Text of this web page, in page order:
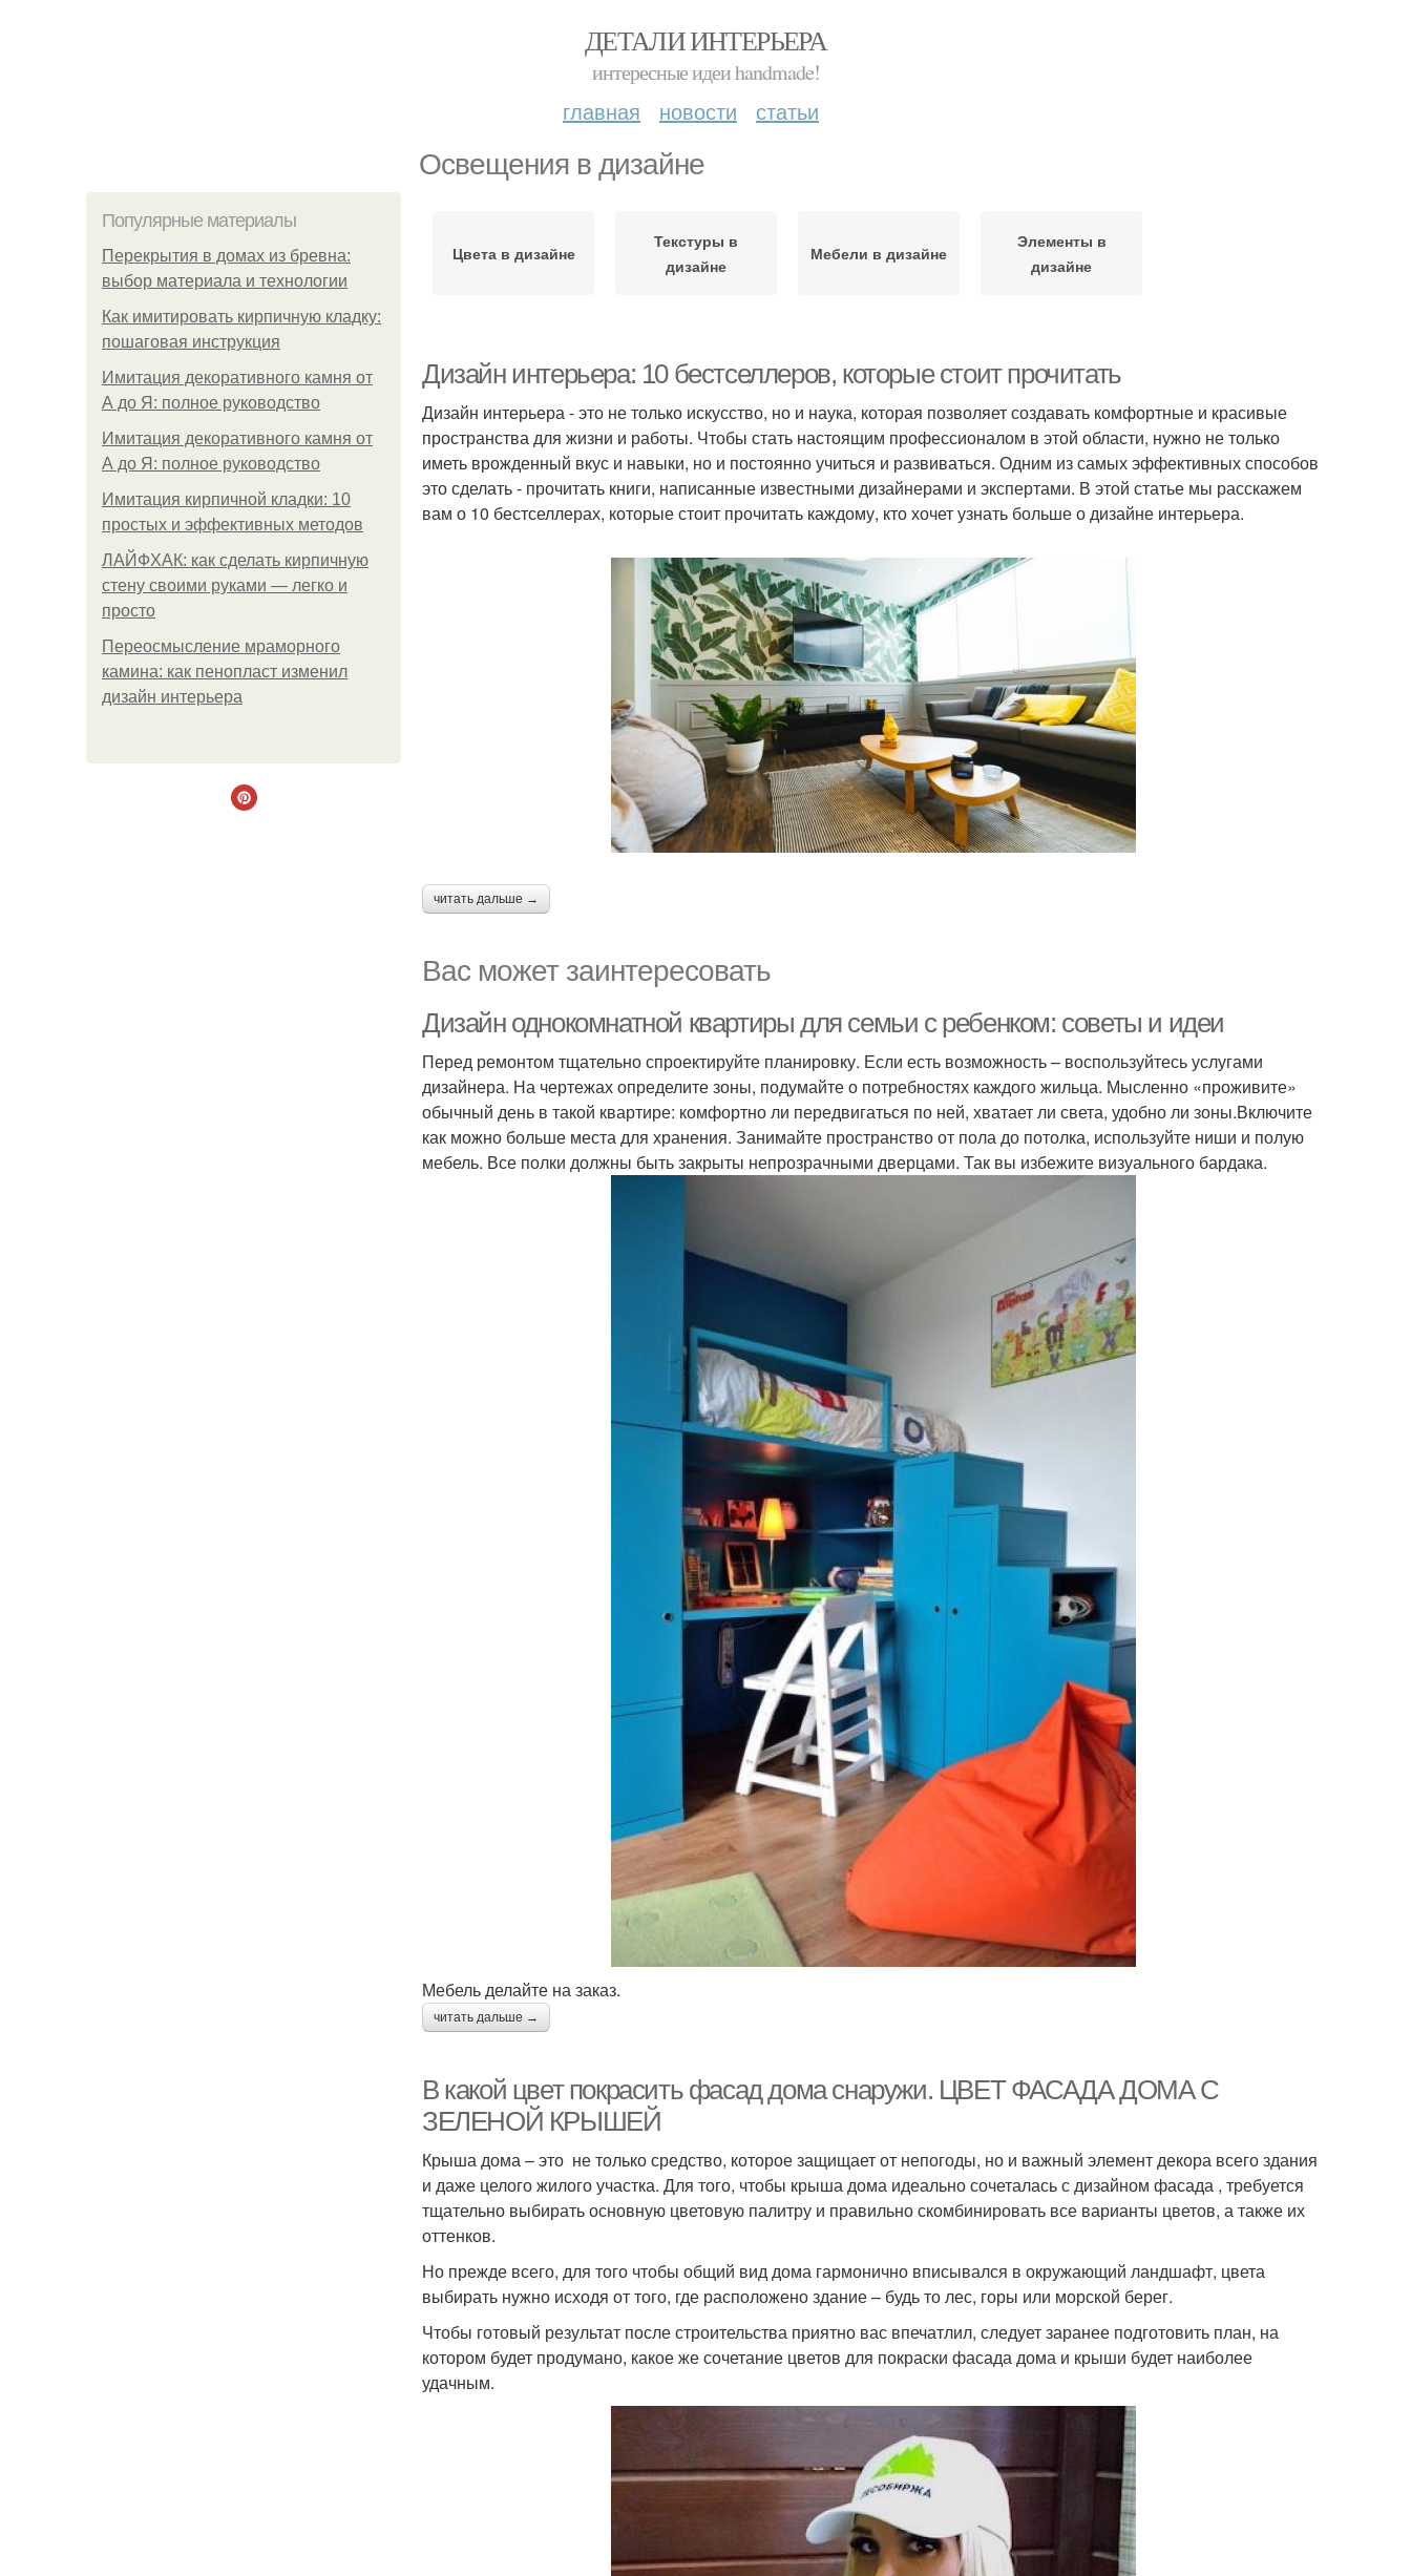
ДЕТАЛИ ИНТЕРЬЕРА
интересные идеи handmade!
главная новости статьи
Освещения в дизайне
Популярные материалы
Перекрытия в домах из бревна:
выбор материала и технологии
Как имитировать кирпичную кладку:
пошаговая инструкция
Имитация декоративного камня от
А до Я: полное руководство
Имитация декоративного камня от
А до Я: полное руководство
Имитация кирпичной кладки: 10
простых и эффективных методов
ЛАЙФХАК: как сделать кирпичную
стену своими руками — легко и
просто
Переосмысление мраморного
камина: как пенопласт изменил
дизайн интерьера
Цвета в дизайне
Текстуры в
дизайне
Мебели в дизайне
Элементы в
дизайне
Дизайн интерьера: 10 бестселлеров, которые стоит прочитать
Дизайн интерьера - это не только искусство, но и наука, которая позволяет создавать комфортные и красивые
пространства для жизни и работы. Чтобы стать настоящим профессионалом в этой области, нужно не только
иметь врожденный вкус и навыки, но и постоянно учиться и развиваться. Одним из самых эффективных способов
это сделать - прочитать книги, написанные известными дизайнерами и экспертами. В этой статье мы расскажем
вам о 10 бестселлерах, которые стоит прочитать каждому, кто хочет узнать больше о дизайне интерьера.
читать дальше →
Вас может заинтересовать
Дизайн однокомнатной квартиры для семьи с ребенком: советы и идеи
Перед ремонтом тщательно спроектируйте планировку. Если есть возможность – воспользуйтесь услугами
дизайнера. На чертежах определите зоны, подумайте о потребностях каждого жильца. Мысленно «проживите»
обычный день в такой квартире: комфортно ли передвигаться по ней, хватает ли света, удобно ли зоны.Включите
как можно больше места для хранения. Занимайте пространство от пола до потолка, используйте ниши и полую
мебель. Все полки должны быть закрыты непрозрачными дверцами. Так вы избежите визуального бардака.
Мебель делайте на заказ.
читать дальше →
В какой цвет покрасить фасад дома снаружи. ЦВЕТ ФАСАДА ДОМА С
ЗЕЛЕНОЙ КРЫШЕЙ
Крыша дома – это не только средство, которое защищает от непогоды, но и важный элемент декора всего здания
и даже целого жилого участка. Для того, чтобы крыша дома идеально сочеталась с дизайном фасада , требуется
тщательно выбирать основную цветовую палитру и правильно скомбинировать все варианты цветов, а также их
оттенков.
Но прежде всего, для того чтобы общий вид дома гармонично вписывался в окружающий ландшафт, цвета
выбирать нужно исходя от того, где расположено здание – будь то лес, горы или морской берег.
Чтобы готовый результат после строительства приятно вас впечатлил, следует заранее подготовить план, на
котором будет продумано, какое же сочетание цветов для покраски фасада дома и крыши будет наиболее
удачным.